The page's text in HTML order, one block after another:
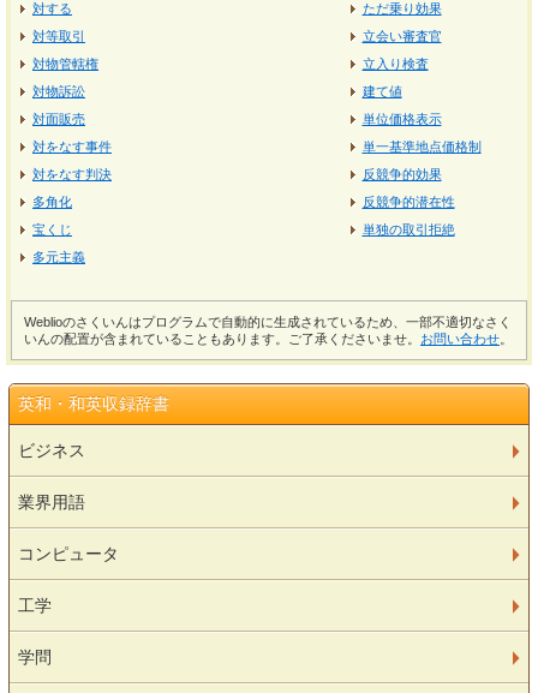
対する
対等取引
対物管轄権
対物訴訟
対面販売
対をなす事件
対をなす判決
多角化
宝くじ
多元主義
ただ乗り効果
立会い審査官
立入り検査
建て値
単位価格表示
単一基準地点価格制
反競争的効果
反競争的潜在性
単独の取引拒絶
Weblioのさくいんはプログラムで自動的に生成されているため、一部不適切なさく
いんの配置が含まれていることもあります。ご了承くださいませ。 お問い合わせ
英和・和英収録辞書
ビジネス
業界用語
コンピュータ
工学
学問